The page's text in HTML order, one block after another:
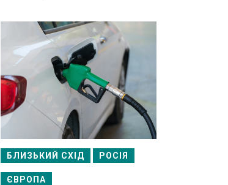
БЛИЗЬКИЙ СХІД РОСІЯ
ЄВРОПА